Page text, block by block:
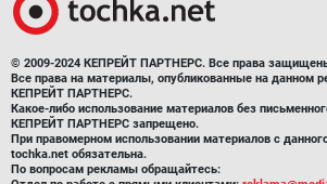
© 2009-2024 КЕПРЕЙТ ПАРТНЕРС. Все права
Все права на материалы, опубликованные на данном
КЕПРЕЙТ ПАРТНЕРС.
Какое-либо использование материалов без
КЕПРЕЙТ ПАРТНЕРС запрещено.
При правомерном использовании материалов с
tochka.net обязательна.
По вопросам рекламы обращайтесь: